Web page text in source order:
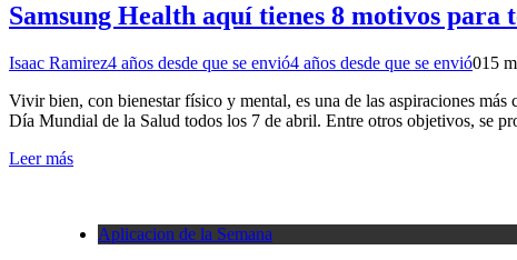
Samsung Health aquí tienes 8 motivos para
Isaac Ramirez4 años desde que se envió4 años desde que se envió015
Vivir bien, con bienestar físico y mental, es una de las aspiraciones
Día Mundial de la Salud todos los 7 de abril. Entre otros objetivos, se
Leer más
Aplicacion de la Semana